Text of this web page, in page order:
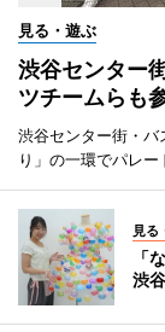
見る・遊ぶ
渋谷センター
ツチームらも
渋谷センター街・バ
り」の一環でパレー
見る
「
渋